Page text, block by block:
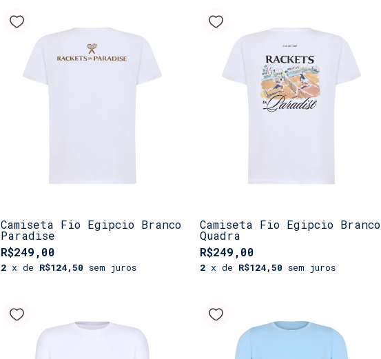
Camiseta Fio Egipcio Branco
Paradise
R$249,00
2 x de R$124,50 sem juros
Camiseta Fio Egipcio Branco
Quadra
R$249,00
2 x de R$124,50 sem juros